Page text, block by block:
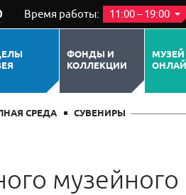
Время работы: 11:00 – 19:00
ФОНДЫ И
КОЛЛЕКЦИИ
МУЗЕЙ
СРЕДА СУВЕНИРЫ
музейного